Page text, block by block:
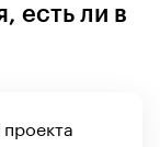
есть ли в